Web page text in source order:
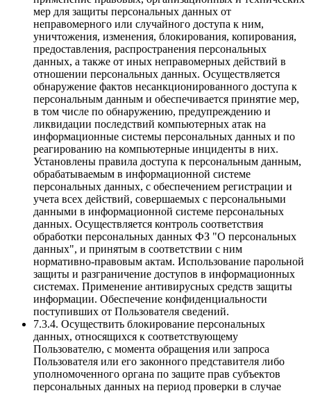
мер для защиты персональных данных от
неправомерного или случайного доступа к ним,
уничтожения, изменения, блокирования, копирования,
предоставления, распространения персональных
данных, а также от иных неправомерных действий в
отношении персональных данных. Осуществляется
обнаружение фактов несанкционированного доступа к
персональным данным и обеспечивается принятие мер,
в том числе по обнаружению, предупреждению и
ликвидации последствий компьютерных атак на
информационные системы персональных данных и по
реагированию на компьютерные инциденты в них.
Установлены правила доступа к персональным данным,
обрабатываемым в информационной системе
персональных данных, с обеспечением регистрации и
учета всех действий, совершаемых с персональными
данными в информационной системе персональных
данных. Осуществляется контроль соответствия
обработки персональных данных ФЗ "О персональных
данных", и принятым в соответствии с ним
нормативно-правовым актам. Использование парольной
защиты и разграничение доступов в информационных
системах. Применение антивирусных средств защиты
информации. Обеспечение конфиденциальности
поступивших от Пользователя сведений.
7.3.4. Осуществить блокирование персональных
данных, относящихся к соответствующему
Пользователю, с момента обращения или запроса
Пользователя или его законного представителя либо
уполномоченного органа по защите прав субъектов
персональных данных на период проверки в случае